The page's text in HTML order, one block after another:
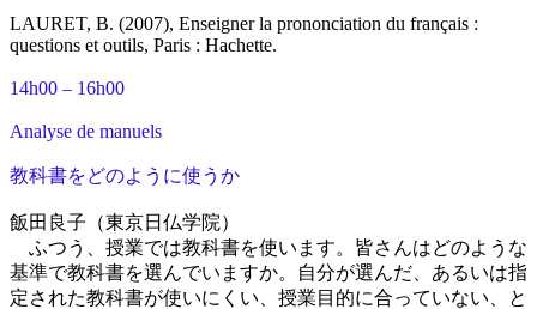
LAURET, B. (2007), Enseigner la prononciation du français :
questions et outils, Paris : Hachette.
14h00 – 16h00
Analyse de manuels
教科書をどのように使うか
飯田良子（東京日仏学院）
ふつう、授業では教科書を使います。皆さんはどのような
基準で教科書を選んでいますか。自分が選んだ、あるいは指
定された教科書が使いにくい、授業目的に合っていない、と